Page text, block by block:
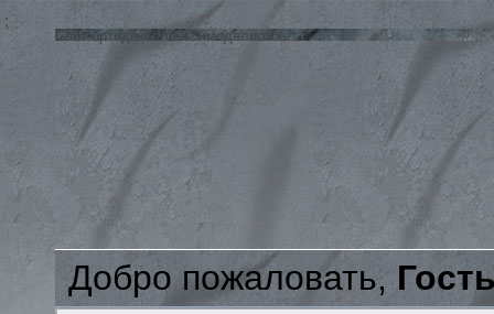
;
Сайт ортодоксальных моделистов
Добро пожаловать,